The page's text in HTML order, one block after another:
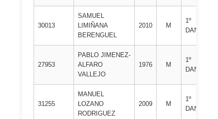
30013
SAMUEL
LIMIÑANA
BERENGUEL
2010 M
1º
DAN
27953
PABLO JIMENEZ-
ALFARO
VALLEJO
1976 M
1º
DAN
31255
MANUEL
LOZANO
RODRIGUEZ
2009 M
1º
DAN